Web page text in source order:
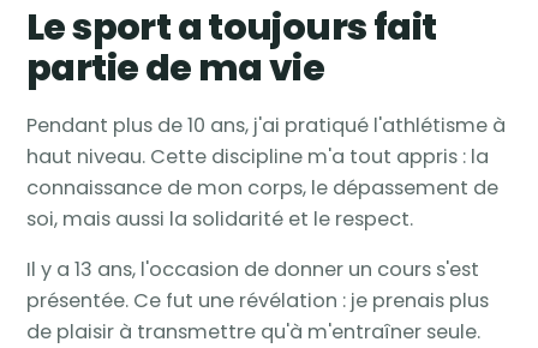
Le sport a toujours fait
partie de ma vie
Pendant plus de 10 ans, j'ai pratiqué l'athlétisme à
haut niveau. Cette discipline m'a tout appris : la
connaissance de mon corps, le dépassement de
soi, mais aussi la solidarité et le respect.
Il y a 13 ans, l'occasion de donner un cours s'est
présentée. Ce fut une révélation : je prenais plus
de plaisir à transmettre qu'à m'entraîner seule.